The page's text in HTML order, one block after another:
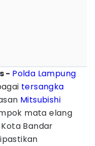
- Polda Lampung
tersangka
Mitsubishi
mata elang
Bandar